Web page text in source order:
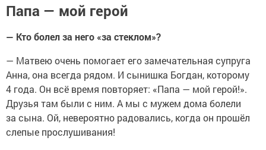
Папа — мой герой
— Кто болел за него «за стеклом»?
— Матвею очень помогает его замечательная супруга
Анна, она всегда рядом. И сынишка Богдан, которому
4 года. Он всё время повторяет: «Папа — мой герой!».
Друзья там были с ним. А мы с мужем дома болели
за сына. Ой, невероятно радовались, когда он прошёл
слепые прослушивания!